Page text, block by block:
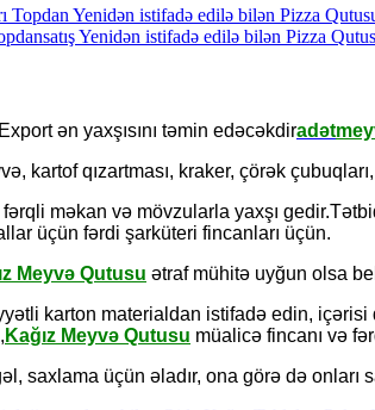
Yenidən istifadə edilə bilən Pizza
ən yaxşısını təmin edəcəkdiradət
kartof qızartması, kraker, çörək
fərqli məkan və mövzularla yaxşı
üçün fərdi şarküteri fincanları üçün.
Meyvə Qutusu ətraf mühitə uyğun olsa
karton materialdan istifadə edin, içərisi
Kağız Meyvə Qutusu müalicə fincanı və
saxlama üçün əladır, ona görə də